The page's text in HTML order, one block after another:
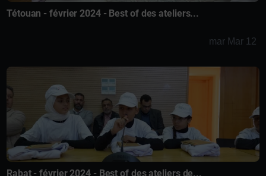
Tétouan - février 2024 - Best of des ateliers...
mar Mar 12
Rabat - février 2024 - Best of des ateliers de...